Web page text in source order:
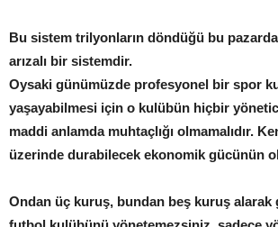
Bu sistem trilyonların döndüğü bu
arızalı bir sistemdir.
Oysaki günümüzde profesyonel bir spor
yaşayabilmesi için o kulübün hiçbir
maddi anlamda muhtaçlığı olmamalıdır.
üzerinde durabilecek ekonomik gücünün
Ondan üç kuruş, bundan beş kuruş alarak